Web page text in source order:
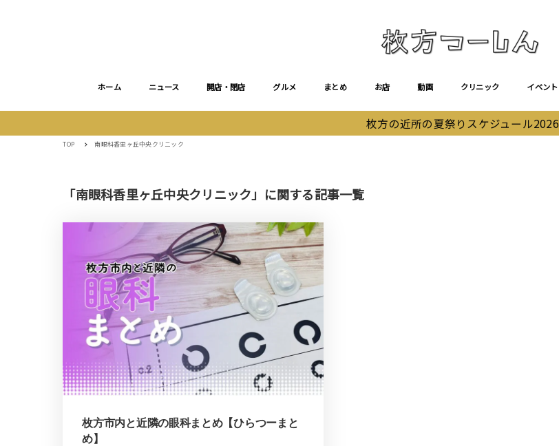
ホーム ニュース 開店・閉店 グルメ まとめ お店 動画 クリニック イベント
枚方の近所の夏祭りスケジュール2026
TOP 南眼科香里ヶ丘中央クリニック
「南眼科香里ヶ丘中央クリニック」に関する記事一覧
枚方市内と近隣の眼科まとめ【ひらつーまと
め】